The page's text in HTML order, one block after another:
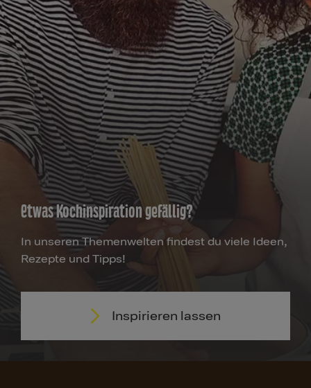
Etwas Kochinspiration gefällig?
In unseren Themenwelten findest du viele Ideen,
Rezepte und Tipps!
Inspirieren lassen